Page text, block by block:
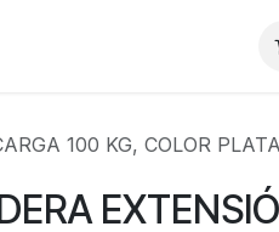
100 KG, COLOR PLATA